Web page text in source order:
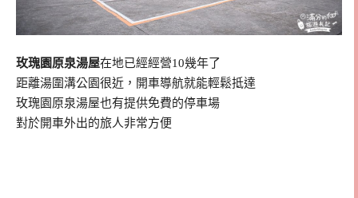
玫瑰園原泉湯屋在地已經經營10幾年了
距離湯圍溝公園很近，開車導航就能輕鬆抵達
玫瑰園原泉湯屋也有提供免費的停車場
對於開車外出的旅人非常方便